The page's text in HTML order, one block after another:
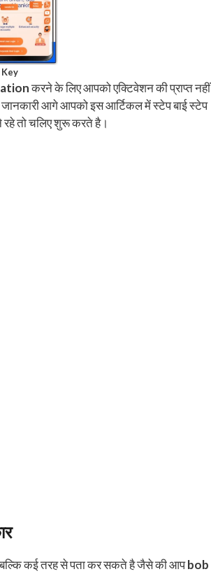
करने के लिए आपको एक्टिवेशन की प्राप्त नहीं
आगे आपको इस आर्टिकल में स्टेप बाई स्टेप
तो चलिए शुरू करते है।
बल्कि कई तरह से पता कर सकते है जैसे की आपbob